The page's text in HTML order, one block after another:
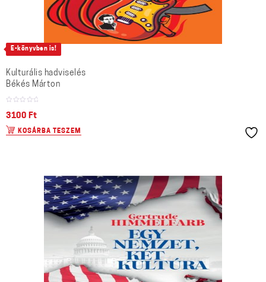
E-könyvben is!
Kulturális hadviselés
Békés Márton
3100 Ft
KOSÁRBA TESZEM